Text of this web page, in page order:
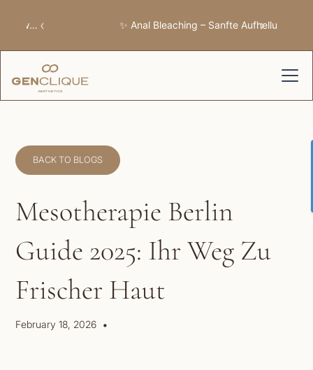
‹ ✨ Anal Bleaching – Sanfte Aufhellung ›
BACK TO BLOGS
Mesotherapie Berlin
Guide 2025: Ihr Weg Zu
Frischer Haut
February 18, 2026 •